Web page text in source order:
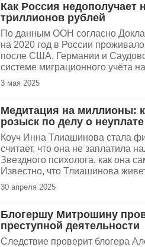
Как Россия недополучает
триллионов рублей
По данным ООН согласно
на 2020 год в России
после США, Германии и
системе миграционного учёта
3 мая 2025
Медитация на миллионы:
розыск по делу о
Коуч Инна Тлиашинова стала
считает, что она не заплатила
Звездного психолога, как она
Известно, что Тлиашинова
30 апреля 2025
Блогершу Митрошину
преступной деятельности
Следствие проверит блогера